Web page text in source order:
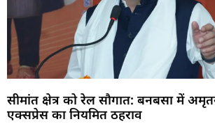
सीमांत क्षेत्र को रेल सौगात: बनबसा में
एक्सप्रेस का नियमित ठहराव